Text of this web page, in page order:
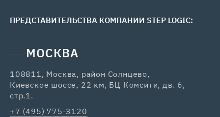
ПРЕДСТАВИТЕЛЬСТВА КОМПАНИИ STEP LOGIC:
МОСКВА
108811, Москва, район Солнцево,
Киевское шоссе, 22 км, БЦ Комсити, дв. 6,
стр.1.
+7 (495) 775-3120